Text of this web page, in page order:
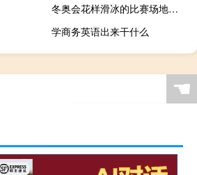
冬奥会花样滑冰的比赛场地是什么型的场地
学商务英语出来干什么
☚